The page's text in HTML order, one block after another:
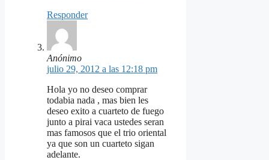
Responder
Anónimo
julio 29, 2012 a las 12:18 pm
Hola yo no deseo comprar
todabia nada , mas bien les
deseo exito a cuarteto de fuego
junto a pirai vaca ustedes seran
mas famosos que el trio oriental
ya que son un cuarteto sigan
adelante.